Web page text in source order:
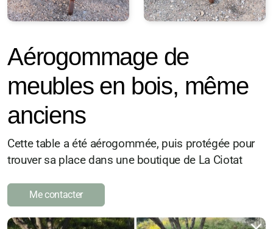
Aérogommage de
meubles en bois, même
anciens
Cette table a été aérogommée, puis protégée pour
trouver sa place dans une boutique de La Ciotat
Me contacter